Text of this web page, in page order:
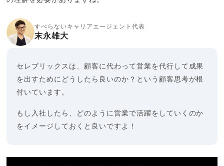
すべらないキャリアエージェント代表
末永雄大
セレブリックスは、顧客に代わって営業を代行して成果
を出すためにどうしたら良いのか？という顧客思考が根
付いています。
もし入社したら、どのように営業で活躍をしていくのか
をイメージしておくと良いですよ！